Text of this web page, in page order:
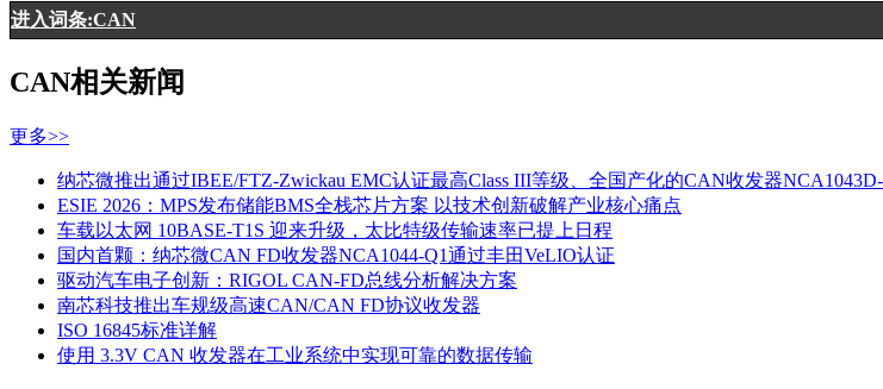
进入词条:CAN
CAN相关新闻
更多>>
纳芯微推出通过IBEE/FTZ-Zwickau EMC认证最高Class III等级、全国产化的CAN收发器NCA1043D-
ESIE 2026：MPS发布储能BMS全栈芯片方案 以技术创新破解产业核心痛点
车载以太网 10BASE-T1S 迎来升级，太比特级传输速率已提上日程
国内首颗：纳芯微CAN FD收发器NCA1044-Q1通过丰田VeLIO认证
驱动汽车电子创新：RIGOL CAN-FD总线分析解决方案
南芯科技推出车规级高速CAN/CAN FD协议收发器
ISO 16845标准详解
使用 3.3V CAN 收发器在工业系统中实现可靠的数据传输